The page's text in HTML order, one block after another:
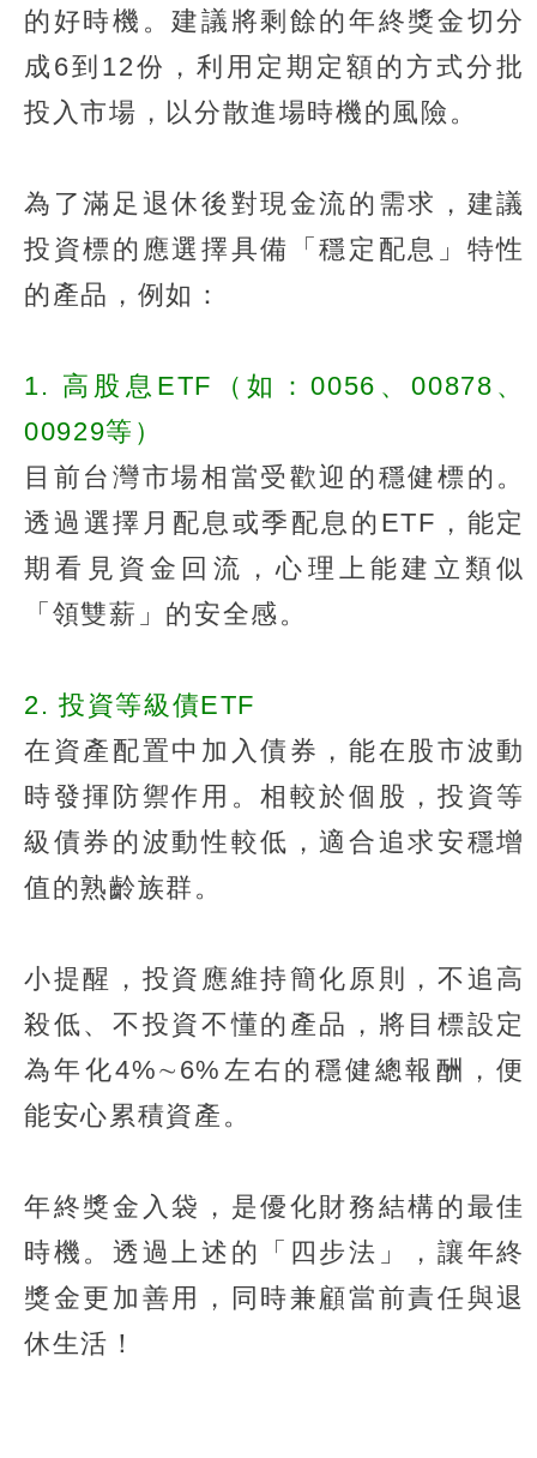
的好時機。建議將剩餘的年終獎金切分
成6到12份，利用定期定額的方式分批
投入市場，以分散進場時機的風險。
為了滿足退休後對現金流的需求，建議
投資標的應選擇具備「穩定配息」特性
的產品，例如：
1. 高股息ETF（如：0056、00878、
00929等）
目前台灣市場相當受歡迎的穩健標的。
透過選擇月配息或季配息的ETF，能定
期看見資金回流，心理上能建立類似
「領雙薪」的安全感。
2. 投資等級債ETF
在資產配置中加入債券，能在股市波動
時發揮防禦作用。相較於個股，投資等
級債券的波動性較低，適合追求安穩增
值的熟齡族群。
小提醒，投資應維持簡化原則，不追高
殺低、不投資不懂的產品，將目標設定
為年化4%∼6%左右的穩健總報酬，便
能安心累積資產。
年終獎金入袋，是優化財務結構的最佳
時機。透過上述的「四步法」，讓年終
獎金更加善用，同時兼顧當前責任與退
休生活！